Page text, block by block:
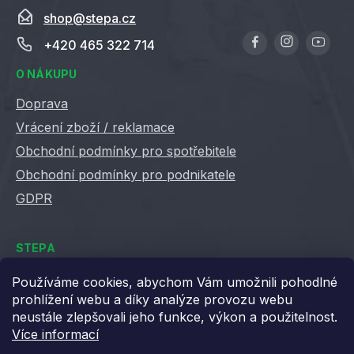
Používáme cookies, abychom Vám umožnili pohodlné
prohlížení webu a díky analýze provozu webu
neustále zlepšovali jeho funkce, výkon a použitelnost.
Více informací
shop@stepa.cz
+420 465 322 714
O NÁKUPU
Doprava
Vrácení zboží / reklamace
Obchodní podmínky pro spotřebitele
Obchodní podmínky pro podnikatele
GDPR
STEPA
Kontakty
Kariéra ve Stepě
Věrnostní slevy